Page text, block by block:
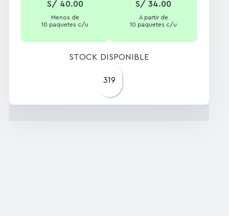
S/ 40.00
Menos de
10 paquetes c/u
S/ 34.00
A partir de
10 paquetes c/u
STOCK DISPONIBLE
319